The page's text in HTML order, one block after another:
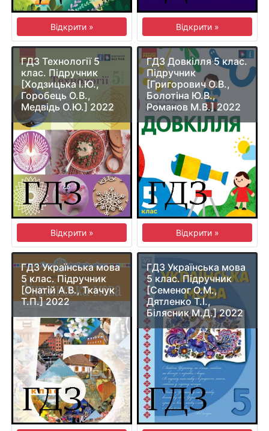
Відкрити » Відкрити »
ГДЗ Технології 5
клас. Підручник
[Ходзицька І.Ю.,
Горобець О.В.,
Медвідь О.Ю.] 2022
Відкрити »
ГДЗ Довкілля 5 клас.
Підручник
[Григорович О.В.,
Болотіна Ю.В.,
Романов М.В.] 2022
Відкрити »
ГДЗ Українська мова
5 клас. Підручник
[Онатій А.В., Ткачук
Т.П.] 2022
ГДЗ Українська мова
5 клас. Підручник
[Семеног О.М.,
Дятленко Т.І.,
Білясник М.Д.] 2022